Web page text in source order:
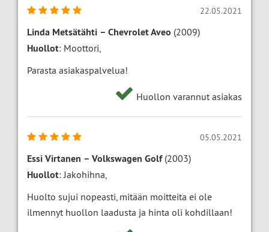
22.05.2021
Linda Metsätähti – Chevrolet Aveo (2009)
Huollot: Moottori,
Parasta asiakaspalvelua!
Huollon varannut asiakas
05.05.2021
Essi Virtanen – Volkswagen Golf(2003)
Huollot: Jakohihna,
Huolto sujui nopeasti, mitään moitteita ei ole
ilmennyt huollon laadusta ja hinta oli kohdillaan!